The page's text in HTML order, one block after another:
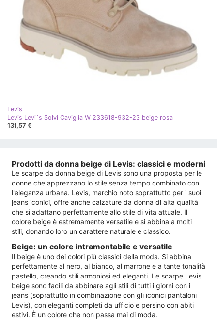
Levis
Levis Levi´s Solvi Caviglia W 233618-932-23 beige rosa
131,57 €
Prodotti da donna beige di Levis: classici e moderni
Le scarpe da donna beige di Levis sono una proposta per le
donne che apprezzano lo stile senza tempo combinato con
l'eleganza urbana. Levis, marchio noto soprattutto per i suoi
jeans iconici, offre anche calzature da donna di alta qualità
che si adattano perfettamente allo stile di vita attuale. Il
colore beige è estremamente versatile e si abbina a molti
stili, donando loro un carattere naturale e classico.
Beige: un colore intramontabile e versatile
Il beige è uno dei colori più classici della moda. Si abbina
perfettamente al nero, al bianco, al marrone e a tante tonalità
pastello, creando stili armoniosi ed eleganti. Le scarpe Levis
beige sono facili da abbinare agli stili di tutti i giorni con i
jeans (soprattutto in combinazione con gli iconici pantaloni
Levis), con eleganti completi da ufficio e persino con abiti
estivi. È un colore che non passa mai di moda.